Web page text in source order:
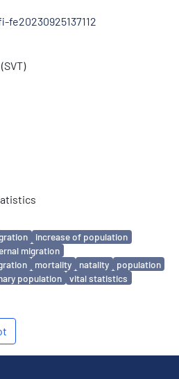
increase of population
migration
mortality natality
population
population vital statistics